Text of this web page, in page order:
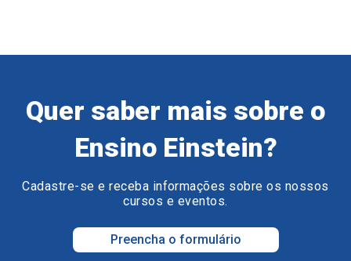
Quer saber mais sobre o
Ensino Einstein?
Cadastre-se e receba informações sobre os nossos
cursos e eventos.
Preencha o formulário